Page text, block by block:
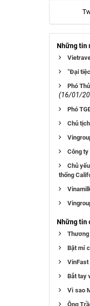
Những tin
“Đại
Phó
(16/01/
Phó
Chủ
Công
Chủ
thống
Những tin
Thương
Bật mí
VinFast
Bắt tay
Vì sao
Ông